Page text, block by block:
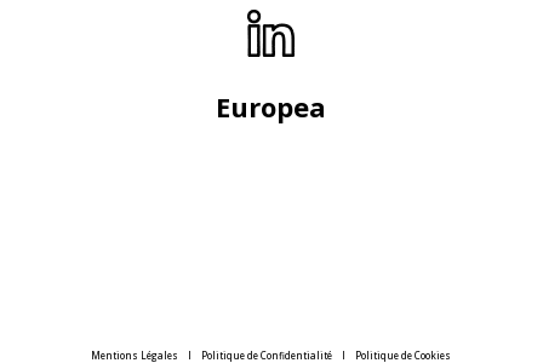
Europea
Mentions Légales l Politique de Confidentialité l Politique de Cookies